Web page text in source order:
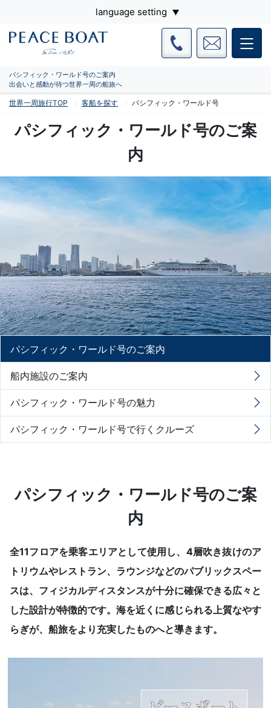
language setting
パシフィック・ワールド号のご案内
出会いと感動が待つ世界一周の船旅へ
世界一周旅行TOP 客船を探す パシフィック・ワールド号
パシフィック・ワールド号のご案
内
パシフィック・ワールド号のご案内
船内施設のご案内
パシフィック・ワールド号の魅力
パシフィック・ワールド号で行くクルーズ
パシフィック・ワールド号のご案
内
全11フロアを乗客エリアとして使用し、4層吹き抜けのア
トリウムやレストラン、ラウンジなどのパブリックスペー
スは、フィジカルディスタンスが十分に確保できる広々と
した設計が特徴的です。海を近くに感じられる上質なやす
らぎが、船旅をより充実したものへと導きます。